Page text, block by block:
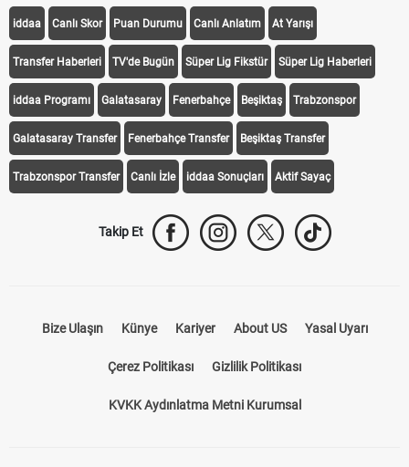
iddaa Canlı Skor Puan Durumu Canlı Anlatım At Yarışı
Transfer Haberleri TV'de Bugün Süper Lig Fikstür Süper Lig Haberleri
iddaa Programı Galatasaray Fenerbahçe Beşiktaş Trabzonspor
Galatasaray Transfer Fenerbahçe Transfer Beşiktaş Transfer
Trabzonspor Transfer Canlı İzle iddaa Sonuçları Aktif Sayaç
Takip Et
Bize Ulaşın Künye Kariyer About US Yasal Uyarı
Çerez Politikası Gizlilik Politikası
KVKK Aydınlatma Metni Kurumsal